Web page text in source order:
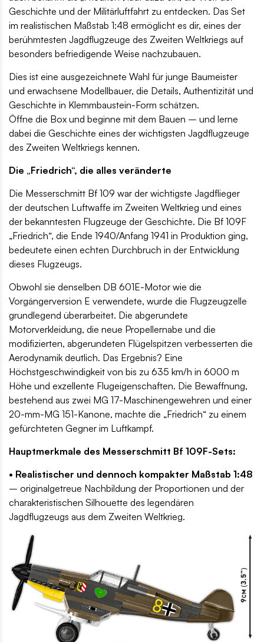
Geschichte und der Militärluftfahrt zu entdecken. Das Set
im realistischen Maßstab 1:48 ermöglicht es dir, eines der
berühmtesten Jagdflugzeuge des Zweiten Weltkriegs auf
besonders befriedigende Weise nachzubauen.
Dies ist eine ausgezeichnete Wahl für junge Baumeister
und erwachsene Modellbauer, die Details, Authentizität und
Geschichte in Klemmbaustein-Form schätzen.
Öffne die Box und beginne mit dem Bauen – und lerne
dabei die Geschichte eines der wichtigsten Jagdflugzeuge
des Zweiten Weltkriegs kennen.
Die „Friedrich“, die alles veränderte
Die Messerschmitt Bf 109 war der wichtigste Jagdflieger
der deutschen Luftwaffe im Zweiten Weltkrieg und eines
der bekanntesten Flugzeuge der Geschichte. Die Bf 109F
„Friedrich“, die Ende 1940/Anfang 1941 in Produktion ging,
bedeutete einen echten Durchbruch in der Entwicklung
dieses Flugzeugs.
Obwohl sie denselben DB 601E-Motor wie die
Vorgängerversion E verwendete, wurde die Flugzeugzelle
grundlegend überarbeitet. Die abgerundete
Motorverkleidung, die neue Propellernabe und die
modifizierten, abgerundeten Flügelspitzen verbesserten die
Aerodynamik deutlich. Das Ergebnis? Eine
Höchstgeschwindigkeit von bis zu 635 km/h in 6000 m
Höhe und exzellente Flugeigenschaften. Die Bewaffnung,
bestehend aus zwei MG 17-Maschinengewehren und einer
20-mm-MG 151-Kanone, machte die „Friedrich“ zu einem
gefürchteten Gegner im Luftkampf.
Hauptmerkmale des Messerschmitt Bf 109F-Sets:
• Realistischer und dennoch kompakter Maßstab 1:48
– originalgetreue Nachbildung der Proportionen und der
charakteristischen Silhouette des legendären
Jagdflugzeugs aus dem Zweiten Weltkrieg.